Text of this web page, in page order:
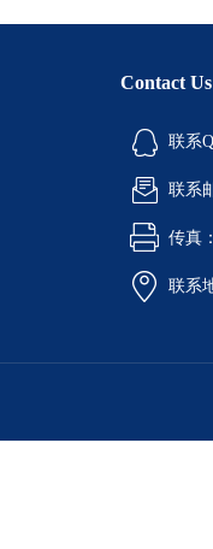
Contact Us
联系
联系
传真
联系